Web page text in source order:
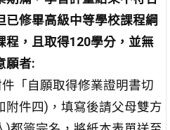
已修畢高級中等學校課程綱
程，且取得120學分，並無
願者:
「自願取得修業證明書切
附件四)，填寫後請父母雙方